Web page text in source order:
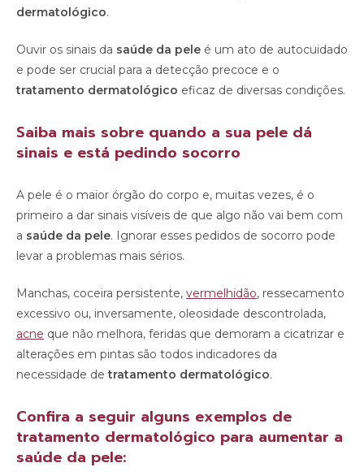
dermatológico.
Ouvir os sinais da saúde da pele é um ato de autocuidado
e pode ser crucial para a detecção precoce e o
tratamento dermatológico eficaz de diversas condições.
Saiba mais sobre quando a sua pele dá
sinais e está pedindo socorro
A pele é o maior órgão do corpo e, muitas vezes, é o
primeiro a dar sinais visíveis de que algo não vai bem com
a saúde da pele. Ignorar esses pedidos de socorro pode
levar a problemas mais sérios.
Manchas, coceira persistente, vermelhidão, ressecamento
excessivo ou, inversamente, oleosidade descontrolada,
acne que não melhora, feridas que demoram a cicatrizar e
alterações em pintas são todos indicadores da
necessidade detratamento dermatológico.
Confira a seguir alguns exemplos de
tratamento dermatológico para aumentar a
saúde da pele: